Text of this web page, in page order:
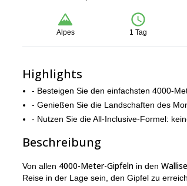
Alpes 1 Tag
Highlights
- Besteigen Sie den einfachsten 4000-
- Genießen Sie die Landschaften des
- Nutzen Sie die All-Inclusive-Formel:
Beschreibung
Von allen 4000-Meter-Gipfeln in den
Reise in der Lage sein, den Gipfel zu